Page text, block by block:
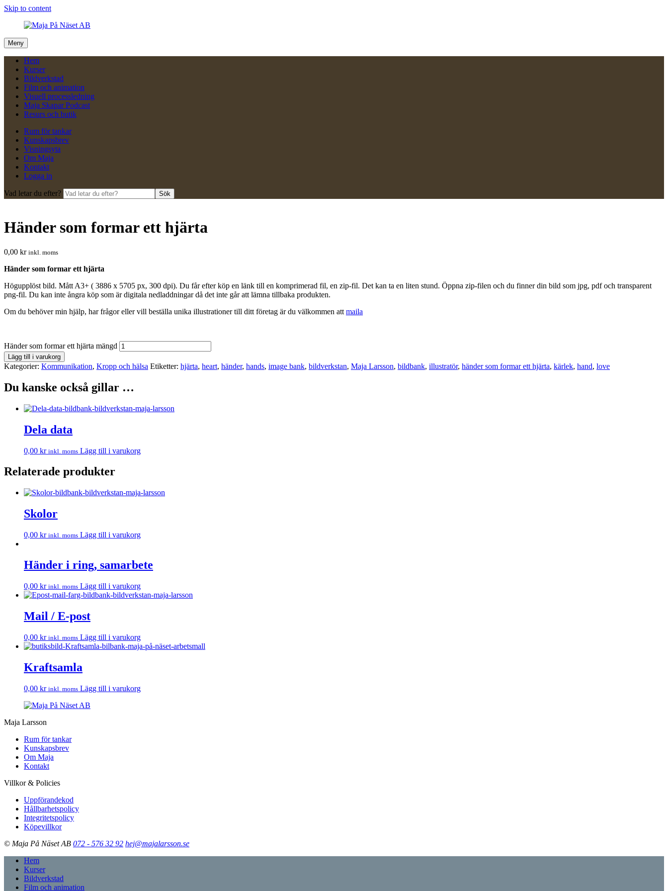
Skip to content
Meny
Hem
Kurser
Bildverkstad
Film och animation
Visuell processledning
Maja Skapar Podcast
Resurs och butik
Rum för tankar
Kunskapsbrev
Visningsyta
Om Maja
Kontakt
Logga in
Vad letar du efter? Sök
Händer som formar ett hjärta
0,00 kr inkl. moms
Händer som formar ett hjärta
Högupplöst bild. Mått A3+ ( 3886 x 5705 px, 300 dpi). Du får efter köp en länk till en komprimerad fil, en zip-fil. Det kan ta en liten stund. Öppna zip-filen och du finner din bild som jpg, pdf och transparent
png-fil. Du kan inte ångra köp som är digitala nedladdningar då det inte går att lämna tillbaka produkten.
Om du behöver min hjälp, har frågor eller vill beställa unika illustrationer till ditt företag är du välkommen att maila
Händer som formar ett hjärta mängd
Lägg till i varukorg
Kategorier: Kommunikation, Kropp och hälsa Etiketter: hjärta, heart, händer, hands, image bank, bildverkstan, Maja Larsson, bildbank, illustratör, händer som formar ett hjärta, kärlek, hand, love
Du kanske också gillar …
Dela data
0,00 kr inkl. moms Lägg till i varukorg
Relaterade produkter
Skolor
0,00 kr inkl. moms Lägg till i varukorg
Händer i ring, samarbete
0,00 kr inkl. moms Lägg till i varukorg
Mail / E-post
0,00 kr inkl. moms Lägg till i varukorg
Kraftsamla
0,00 kr inkl. moms Lägg till i varukorg
Maja Larsson
Rum för tankar
Kunskapsbrev
Om Maja
Kontakt
Villkor & Policies
Uppförandekod
Hållbarhetspolicy
Integritetspolicy
Köpevillkor
© Maja På Näset AB 072 - 576 32 92 hej@majalarsson.se
Hem
Kurser
Bildverkstad
Film och animation